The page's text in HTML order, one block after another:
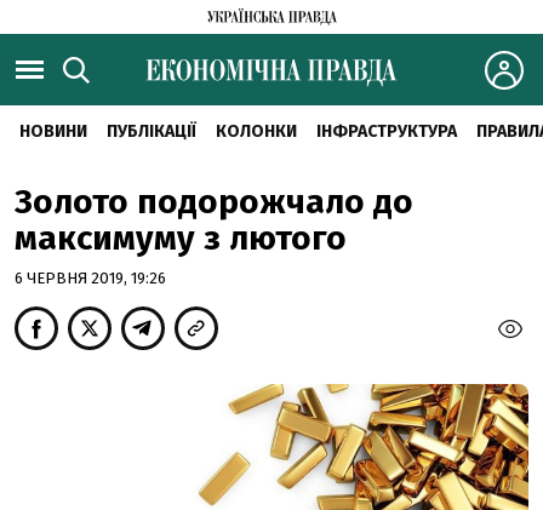
НОВИНИ ПУБЛІКАЦІЇ КОЛОНКИ ІНФРАСТРУКТУРА
Золото подорожчало до
максимуму з лютого
6 ЧЕРВНЯ 2019, 19:26